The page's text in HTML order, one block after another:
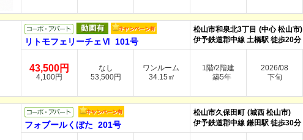
リトモフェリーチェⅥ 101号
松山市和泉北3丁目 (中心 松山市)
伊予鉄道郡中線 土橋駅 徒歩20分
43,500円
4,100円
なし
53,500円
ワンルーム
34.15㎡
1階/2階建
築5年
2026/08
下旬
フォブールくぼた 201号
松山市久保田町 (城西 松山市)
伊予鉄道郡中線 鎌田駅 徒歩30分